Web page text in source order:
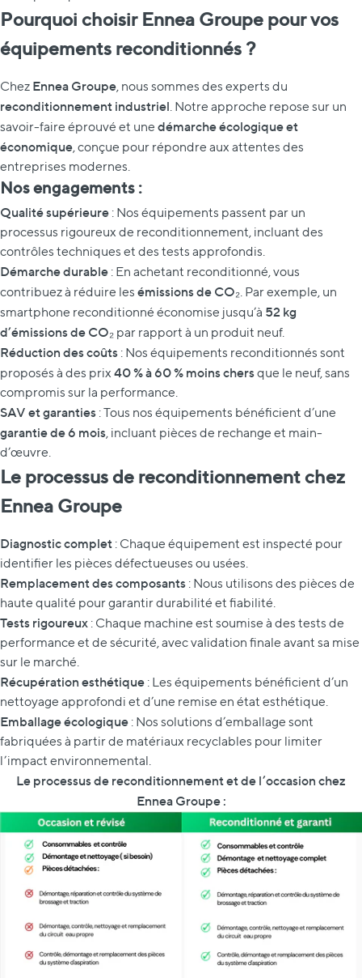
Pourquoi choisir Ennea Groupe pour vos
équipements reconditionnés ?
Chez Ennea Groupe, nous sommes des experts du
reconditionnement industriel. Notre approche repose sur un
savoir-faire éprouvé et une démarche écologique et
économique, conçue pour répondre aux attentes des
entreprises modernes.
Nos engagements :
Qualité supérieure : Nos équipements passent par un
processus rigoureux de reconditionnement, incluant des
contrôles techniques et des tests approfondis.
Démarche durable : En achetant reconditionné, vous
contribuez à réduire les émissions de CO₂. Par exemple, un
smartphone reconditionné économise jusqu’à 52 kg
d’émissions de CO₂ par rapport à un produit neuf.
Réduction des coûts : Nos équipements reconditionnés sont
proposés à des prix 40 % à 60 % moins chersque le neuf, sans
compromis sur la performance.
SAV et garanties : Tous nos équipements bénéficient d’une
garantie de 6 mois, incluant pièces de rechange et main-
d’œuvre.
Le processus de reconditionnement chez
Ennea Groupe
Diagnostic complet : Chaque équipement est inspecté pour
identifier les pièces défectueuses ou usées.
Remplacement des composants : Nous utilisons des pièces de
haute qualité pour garantir durabilité et fiabilité.
Tests rigoureux : Chaque machine est soumise à des tests de
performance et de sécurité, avec validation finale avant sa mise
sur le marché.
Récupération esthétique : Les équipements bénéficient d’un
nettoyage approfondi et d’une remise en état esthétique.
Emballage écologique : Nos solutions d’emballage sont
fabriquées à partir de matériaux recyclables pour limiter
l’impact environnemental.
Le processus de reconditionnement et de l’occasion chez
Ennea Groupe :